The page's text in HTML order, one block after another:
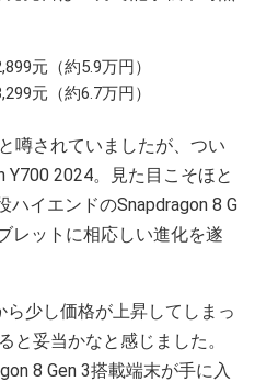
元（約5.9万円）
元（約6.7万円）
噂されていましたが、つい
Y700 2024。見た目こそほと
ハイエンドのSnapdragon 8 G
レットに相応しい進化を遂
少し価格が上昇してしまっ
と妥当かなと感じました。
8 Gen 3搭載端末が手に入